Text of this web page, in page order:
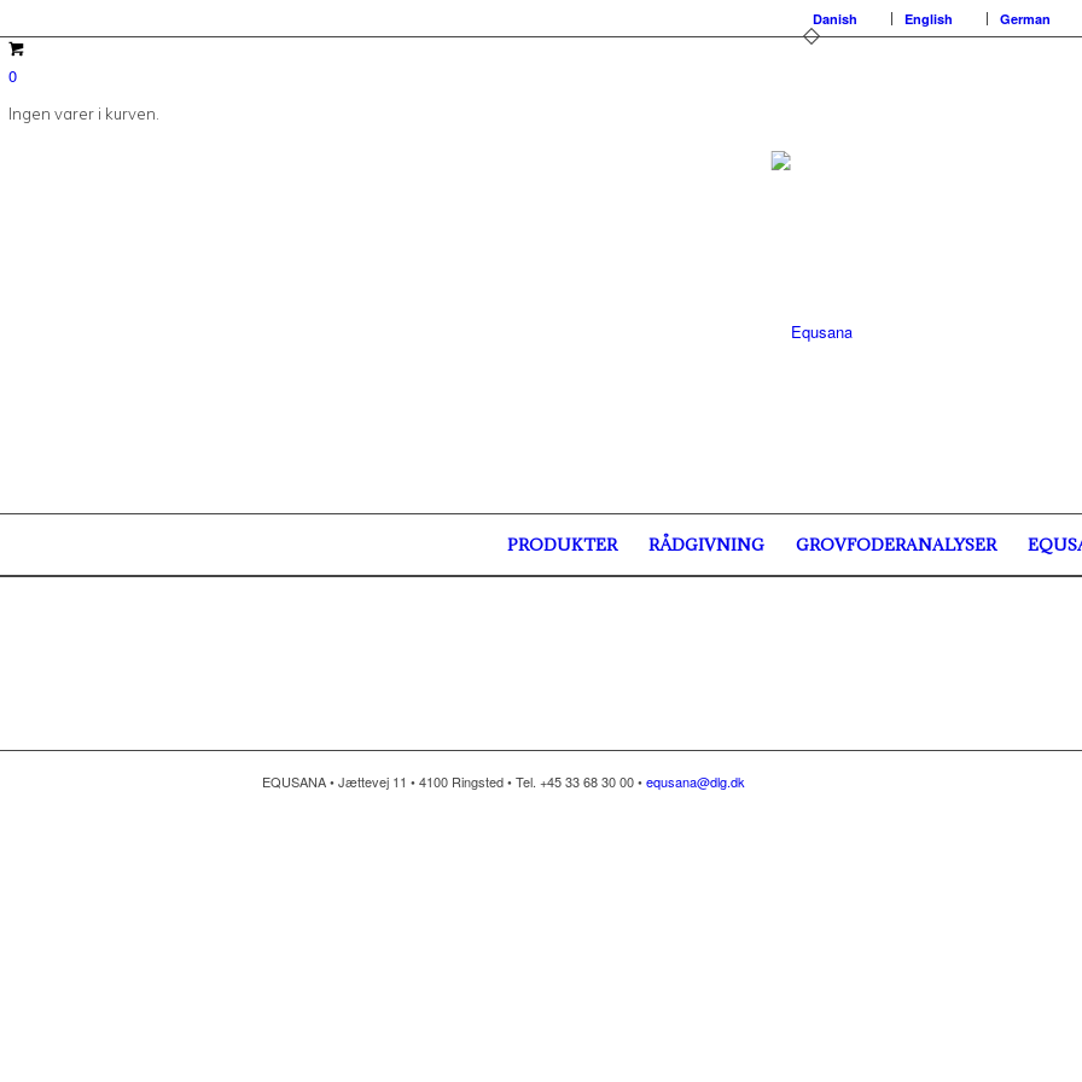
Danish English German
0
Ingen varer i kurven.
PRODUKTER RÅDGIVNING GROVFODERANALYSER
EQUSANA • Jættevej 11 • 4100 Ringsted • Tel. +45 33 68 30 00 •equsana@dlg.dk